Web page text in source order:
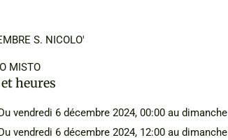
S. NICOLO'
MISTO
heures
vendredi 6 décembre 2024, 00:00 au
vendredi 6 décembre 2024, 12:00 au